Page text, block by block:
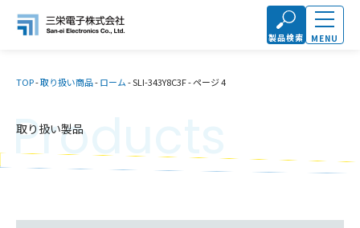
製品検索 MENU
TOP-取り扱い商品-ローム-SLI-343Y8C3F-ページ 4
取り扱い製品
Products